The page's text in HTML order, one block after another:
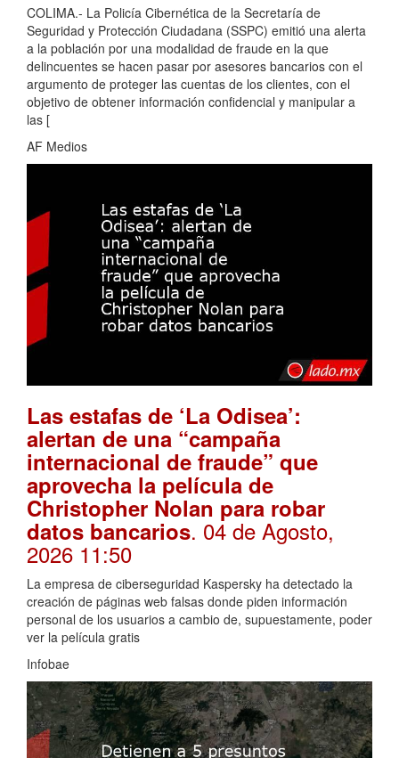
COLIMA.- La Policía Cibernética de la Secretaría de
Seguridad y Protección Ciudadana (SSPC) emitió una alerta
a la población por una modalidad de fraude en la que
delincuentes se hacen pasar por asesores bancarios con el
argumento de proteger las cuentas de los clientes, con el
objetivo de obtener información confidencial y manipular a
las [
AF Medios
Las estafas de ‘La Odisea’:
alertan de una “campaña
internacional de fraude” que
aprovecha la película de
Christopher Nolan para robar
datos bancarios. 04 de Agosto,
2026 11:50
La empresa de ciberseguridad Kaspersky ha detectado la
creación de páginas web falsas donde piden información
personal de los usuarios a cambio de, supuestamente, poder
ver la película gratis
Infobae